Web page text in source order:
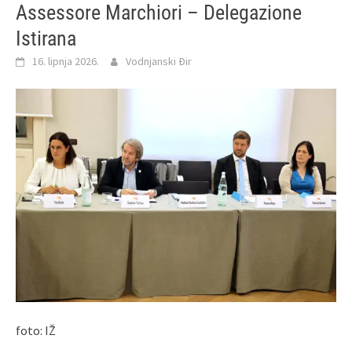
Assessore Marchiori – Delegazione
Istirana
16. lipnja 2026. Vodnjanski Đir
foto: IŽ